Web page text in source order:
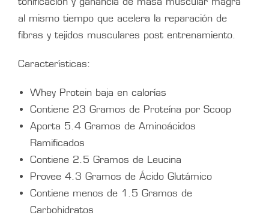
al mismo tiempo que acelera la reparación de
fibras y tejidos musculares post entrenamiento.
Características:
Whey Protein baja en calorías
Contiene 23 Gramos de Proteína por Scoop
Aporta 5.4 Gramos de Aminoácidos
Ramificados
Contiene 2.5 Gramos de Leucina
Provee 4.3 Gramos de Ácido Glutámico
Contiene menos de 1.5 Gramos de
Carbohidratos